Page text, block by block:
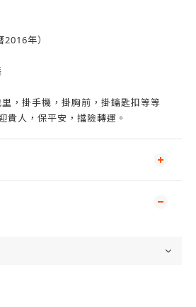
年）
里，掛手機，掛胸前，掛鑰匙扣等等
貴人，保平安，擋險轉運。